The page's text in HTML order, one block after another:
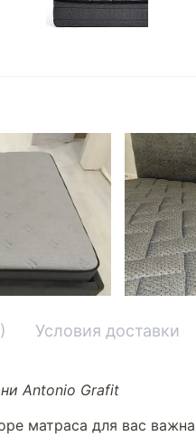
Условия доставки
Antonio Grafit
матраса для вас